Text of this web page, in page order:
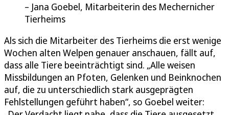
Jana Goebel, Mitarbeiterin des Mechernicher
Tierheims
Als sich die Mitarbeiter des Tierheims die erst wenige
Wochen alten Welpen genauer anschauen, fällt auf,
dass alle Tiere beeinträchtigt sind. „Alle weisen
Missbildungen an Pfoten, Gelenken und Beinknochen
auf, die zu unterschiedlich stark ausgeprägten
Fehlstellungen geführt haben“, so Goebel weiter: